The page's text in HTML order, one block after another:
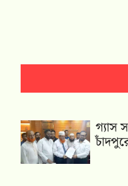
গ্যাস